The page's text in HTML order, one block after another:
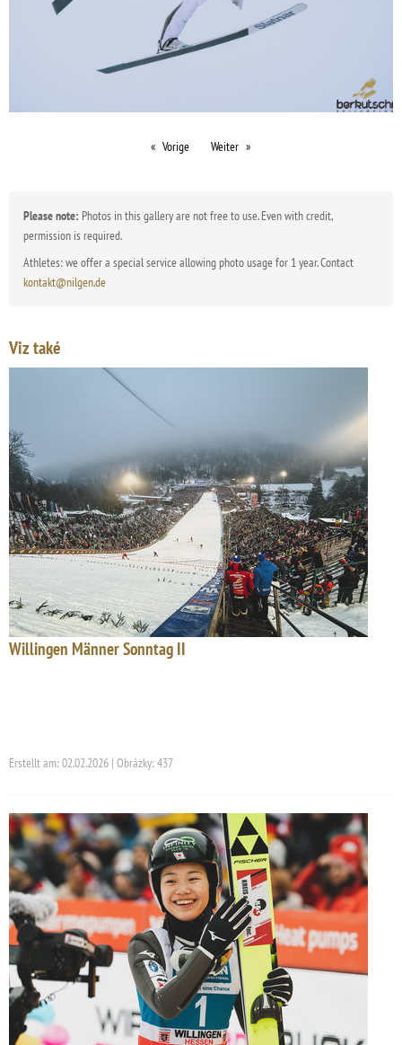
Vorige Weiter
Please note: Photos in this gallery are not free to use. Even with credit,
permission is required.
Athletes: we offer a special service allowing photo usage for 1 year. Contact
kontakt@nilgen.de
Viz také
Willingen Männer Sonntag II
Erstellt am: 02.02.2026 | Obrázky: 437